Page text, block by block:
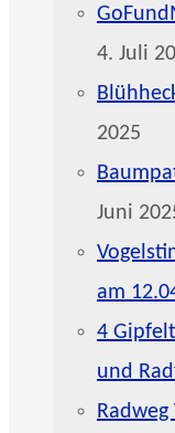
4. Juli
2025
Juni
am
4
und